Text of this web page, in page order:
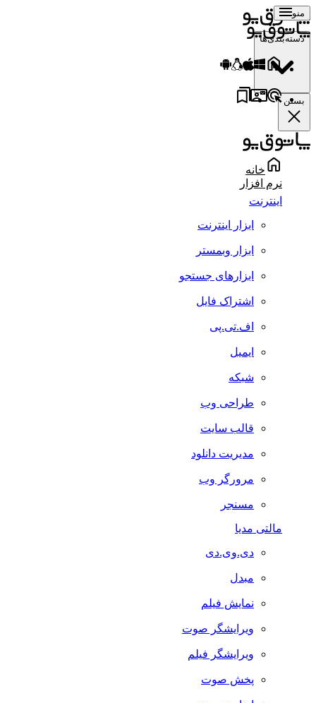
منو
دسته‌بندی‌ها
بستن
خانه
نرم افزار
اینترنت
ابزار اینترنت
ابزار وبمستر
ابزارهای جستجو
اشتراک فایل
اف.تی.پی
ایمیل
شبکه
طراحی وب
قالب سایت
مدیریت دانلود
مرورگر وب
مسنجر
مالتی مدیا
دی.وی.دی
مبدل
نمایش فیلم
ویرایشگر صوت
ویرایشگر فیلم
پخش صوت